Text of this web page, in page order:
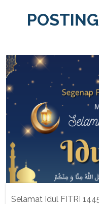
Selamat Idul FITRI